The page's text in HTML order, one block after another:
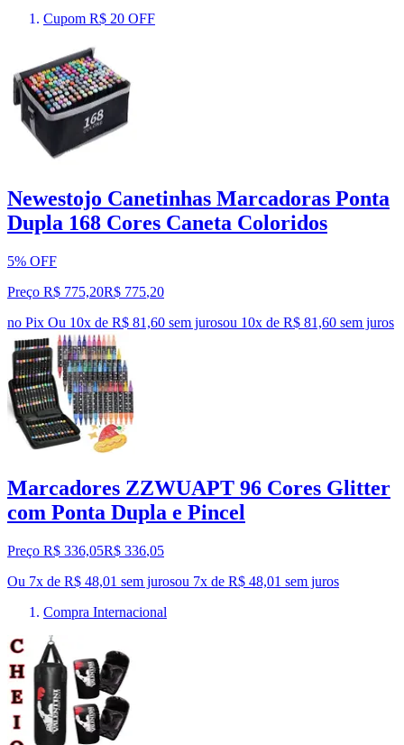
Cupom R$ 20 OFF
Newestojo Canetinhas Marcadoras Ponta
Dupla 168 Cores Caneta Coloridos
5% OFF
Preço R$ 775,20R$ 775,20
no Pix Ou 10x de R$ 81,60 sem jurosou 10x de R$ 81,60 sem juros
Marcadores ZZWUAPT 96 Cores Glitter
com Ponta Dupla e Pincel
Preço R$ 336,05R$ 336,05
Ou 7x de R$ 48,01 sem jurosou 7x de R$ 48,01 sem juros
Compra Internacional